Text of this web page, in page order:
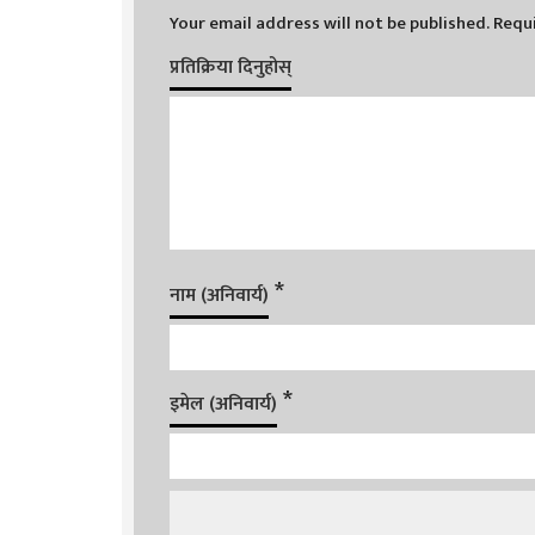
Your email address will not be published.
प्रतिक्रिया दिनुहोस्
नाम (अनिवार्य) *
इमेल (अनिवार्य) *